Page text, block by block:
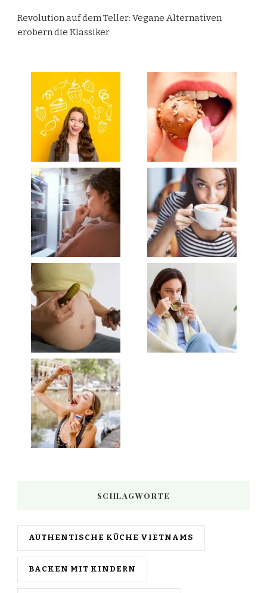
Revolution auf dem Teller: Vegane Alternativen
erobern die Klassiker
SCHLAGWORTE
AUTHENTISCHE KÜCHE VIETNAMS
BACKEN MIT KINDERN